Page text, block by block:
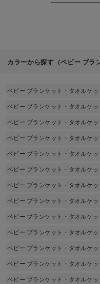
カラーから探す（ベビー ブラ
ベビー ブランケット・タオルケッ
ベビー ブランケット・タオルケッ
ベビー ブランケット・タオルケッ
ベビー ブランケット・タオルケッ
ベビー ブランケット・タオルケッ
ベビー ブランケット・タオルケッ
ベビー ブランケット・タオルケッ
ベビー ブランケット・タオルケッ
ベビー ブランケット・タオルケッ
ベビー ブランケット・タオルケッ
ベビー ブランケット・タオルケッ
ベビー ブランケット・タオルケッ
ベビー ブランケット・タオルケッ